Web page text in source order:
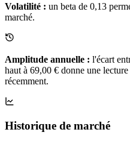
Volatilité : un beta de 0,13
marché.
Amplitude annuelle : l'écart
haut à 69,00 € donne une
récemment.
Historique de marché